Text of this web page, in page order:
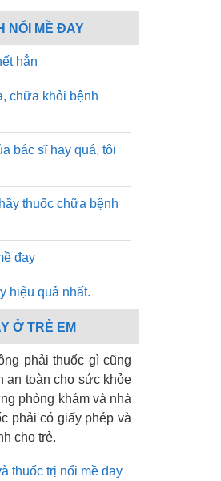
NỔI MỀ ĐAY
hẳn
chữa khỏi bệnh
bác sĩ hay quá, tôi
thuốc chữa bệnh
đay
hiệu quả nhất.
Ở TRẺ EM
phải thuốc gì cũng
an toàn cho sức khỏe
phòng khám và nhà
phải có giấy phép và
cho trẻ.
thuốc trị nổi mề đay